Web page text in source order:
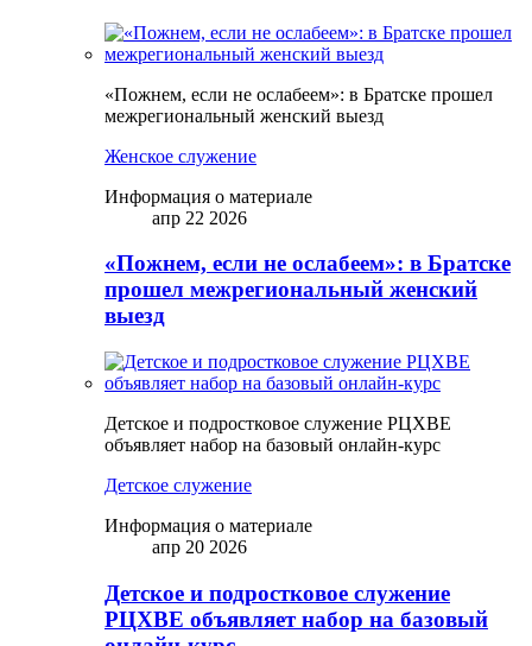
«Пожнем, если не ослабеем»: в Братске прошел
межрегиональный женский выезд
Женское служение
Информация о материале
апр 22 2026
«Пожнем, если не ослабеем»: в Братске
прошел межрегиональный женский
выезд
Детское и подростковое служение РЦХВЕ
объявляет набор на базовый онлайн-курс
Детское служение
Информация о материале
апр 20 2026
Детское и подростковое служение
РЦХВЕ объявляет набор на базовый